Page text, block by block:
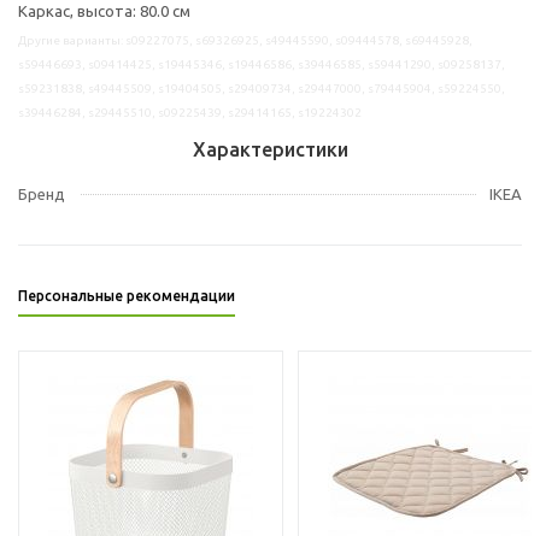
Каркас, высота: 80.0 см
Характеристики
Бренд IKEA
Персональные рекомендации